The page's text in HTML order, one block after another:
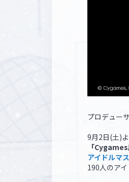
プロデュー
9⽉2⽇(⼟)
「
アイドルマ
190⼈のアイ